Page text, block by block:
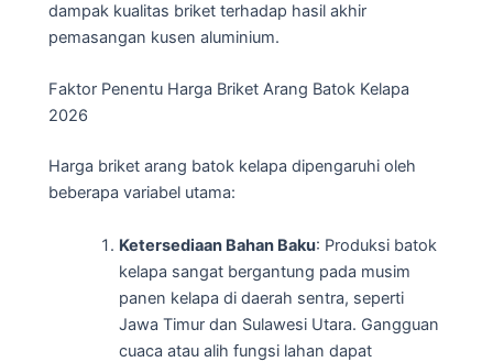
dampak kualitas briket terhadap hasil akhir
pemasangan kusen aluminium.
Faktor Penentu Harga Briket Arang Batok Kelapa
2026
Harga briket arang batok kelapa dipengaruhi oleh
beberapa variabel utama:
Ketersediaan Bahan Baku: Produksi batok
kelapa sangat bergantung pada musim
panen kelapa di daerah sentra, seperti
Jawa Timur dan Sulawesi Utara. Gangguan
cuaca atau alih fungsi lahan dapat